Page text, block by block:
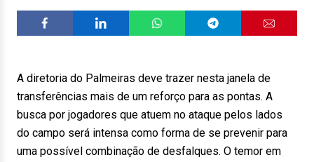
A diretoria do Palmeiras deve trazer nesta janela de
transferências mais de um reforço para as pontas. A
busca por jogadores que atuem no ataque pelos lados
do campo será intensa como forma de se prevenir para
uma possível combinação de desfalques. O temor em